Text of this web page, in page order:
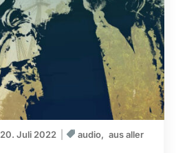
20. Juli 2022 audio
aus aller